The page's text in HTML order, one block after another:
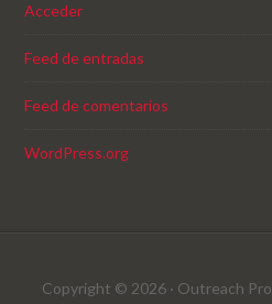
Acceder
Feed de entradas
Feed de comentarios
WordPress.org
Copyright © 2026 · Outreach Pro